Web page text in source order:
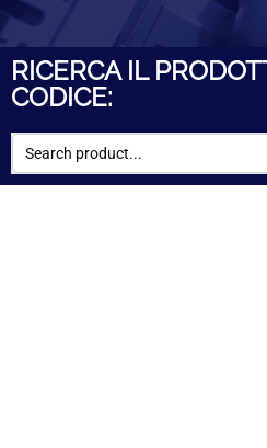
RICERCA IL
CODICE: